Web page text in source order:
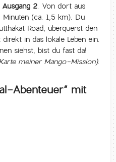
Ausgang 2 . Von dort aus
(ca. 1,5 km). Du
Road, überquerst den
in das lokale Leben ein.
siehst, bist du fast da!
meiner Mango-Mission).
Abenteuer“ mit